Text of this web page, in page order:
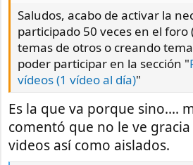
Saludos, acabo de activar la
participado 50 veces en el
temas de otros o creando
poder participar en la sección "
vídeos (1 vídeo al día)"
Es la que va porque sino....
comentó que no le ve
videos así como aislados.